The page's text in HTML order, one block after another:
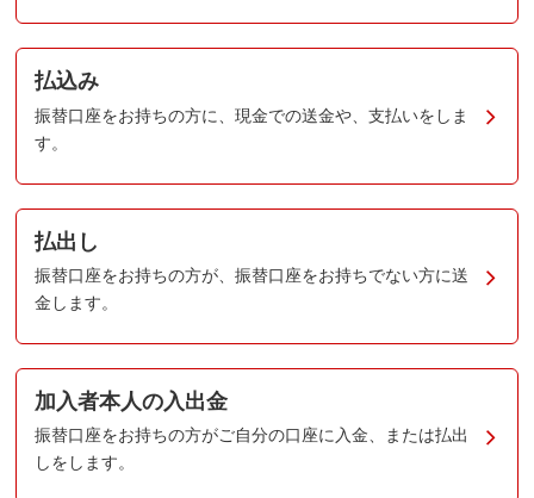
払込み
振替口座をお持ちの方に、現金での送金や、支払いをしま
す。
払出し
振替口座をお持ちの方が、振替口座をお持ちでない方に送
金します。
加入者本人の入出金
振替口座をお持ちの方がご自分の口座に入金、または払出
しをします。